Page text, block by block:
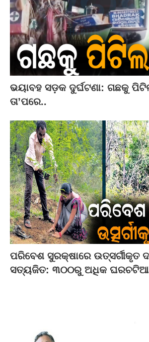
ଭୟାବହ ସଡ଼କ ଦୁର୍ଘଟଣା: ଗଛକୁ
ତା’ପରେ..
ପରିବେଶ ସୁରକ୍ଷାରେ ଉତ୍ସର୍ଗୀକୃତ
ସତ୍ୟଜିତ: ୩୦୦ରୁ ଅଧିକ ଘରଚଟିଆ